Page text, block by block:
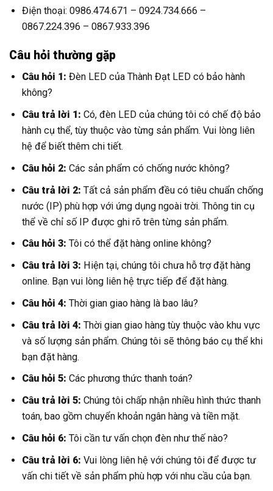
Điện thoại: 0986.474.671 – 0924.734.666 –
0867.224.396 – 0867.933.396
Câu hỏi thường gặp
Câu hỏi 1: Đèn LED của Thành Đạt LED có bảo hành
không?
Câu trả lời 1: Có, đèn LED của chúng tôi có chế độ bảo
hành cụ thể, tùy thuộc vào từng sản phẩm. Vui lòng liên
hệ để biết thêm chi tiết.
Câu hỏi 2: Các sản phẩm có chống nước không?
Câu trả lời 2: Tất cả sản phẩm đều có tiêu chuẩn chống
nước (IP) phù hợp với ứng dụng ngoài trời. Thông tin cụ
thể về chỉ số IP được ghi rõ trên từng sản phẩm.
Câu hỏi 3: Tôi có thể đặt hàng online không?
Câu trả lời 3: Hiện tại, chúng tôi chưa hỗ trợ đặt hàng
online. Bạn vui lòng liên hệ trực tiếp để đặt hàng.
Câu hỏi 4: Thời gian giao hàng là bao lâu?
Câu trả lời 4: Thời gian giao hàng tùy thuộc vào khu vực
và số lượng sản phẩm. Chúng tôi sẽ thông báo cụ thể khi
bạn đặt hàng.
Câu hỏi 5: Các phương thức thanh toán?
Câu trả lời 5: Chúng tôi chấp nhận nhiều hình thức thanh
toán, bao gồm chuyển khoản ngân hàng và tiền mặt.
Câu hỏi 6: Tôi cần tư vấn chọn đèn như thế nào?
Câu trả lời 6: Vui lòng liên hệ với chúng tôi để được tư
vấn chi tiết về sản phẩm phù hợp với nhu cầu của bạn.